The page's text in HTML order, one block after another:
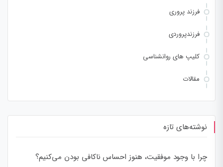
فرزند پروری
فرزندپروردی
کلیپ های روانشناسی
مقالات
نوشته‌های تازه
چرا با وجود موفقیت، هنوز احساس ناکافی بودن می‌کنیم؟